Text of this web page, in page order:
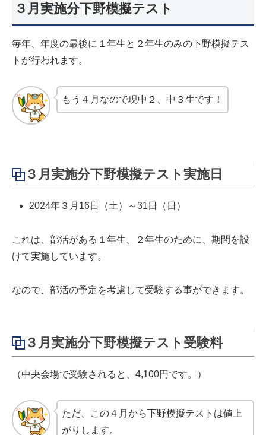
３月実施分下野模擬テスト
毎年、年度の最後に１年生と２年生のみの下野模擬テス
トが行われます。
もう４月なので現中２、中３生です！
３月実施分下野模擬テスト実施日
2024年３月16日（土）～31日（日）
これは、部活がある１年生、２年生のために、期間を設
けて実施しています。
なので、部活の予定を考慮して受験する事ができます。
３月実施分下野模擬テスト受験料
（中央会場で受験されると、4,100円です。）
ただ、この４月から下野模擬テストは値上
がりします。